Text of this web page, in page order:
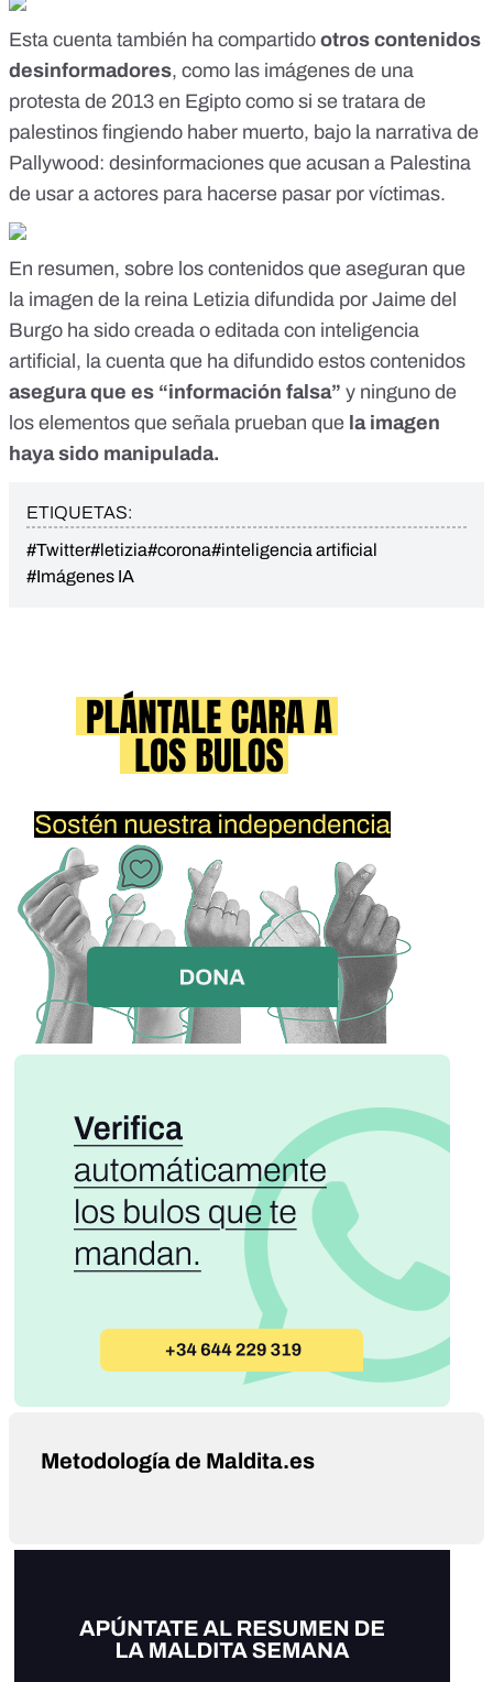
Esta cuenta también ha compartido otros contenidos
desinformadores, como las imágenes de una
protesta de 2013 en Egipto como si se tratara de
palestinos fingiendo haber muerto, bajo la narrativa de
Pallywood: desinformaciones que acusan a Palestina
de usar a actores para hacerse pasar por víctimas.
En resumen, sobre los contenidos que aseguran que
la imagen de la reina Letizia difundida por Jaime del
Burgo ha sido creada o editada con inteligencia
artificial, la cuenta que ha difundido estos contenidos
asegura que es “información falsa” y ninguno de
los elementos que señala prueban que la imagen
haya sido manipulada.
ETIQUETAS:
#Twitter#letizia#corona#inteligencia artificial
#Imágenes IA
Metodología de Maldita.es